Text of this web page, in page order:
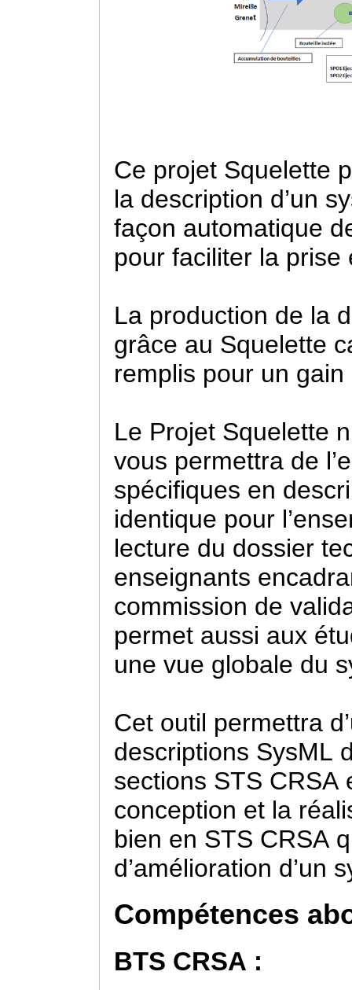
Ce projet Squelette
la description d’un
façon automatique
pour faciliter la
La production de la
grâce au Squelette
remplis pour un
Le Projet Squelette
vous permettra de
spécifiques en
identique pour
lecture du dossier
enseignants
commission de
permet aussi aux
une vue globale du
Cet outil permettra
descriptions SysML
sections STS CRSA
conception et la
bien en STS CRSA
d’amélioration d’un
Compétences
BTS CRSA :